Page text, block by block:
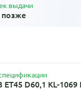
выдачи
позже
ET45 D60,1 KL-